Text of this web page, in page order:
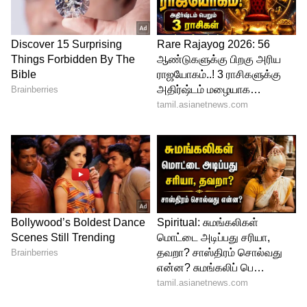
ஸ்விக்கியின் புள்ளிவிவரங்களின்படி,
FY2025 இன் மூன்றாம் காலாண்டில்
அவர்களின் விரைவான வணிக
ஆர்டர்களின் சராசரி மதிப்பு 14% அதிகரித்து
₹469 லிருந்து ₹534 ஆக உயர்ந்துள்ளது.
வாடிக்கையாளர்கள் இப்போது ஒரே
நேரத்தில் அதிக பொருட்களை ஆர்டர்